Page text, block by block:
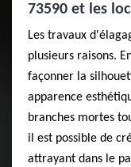
73590 et les
Les travaux
plusieurs raisons.
façonner la
apparence
branches mortes
il est possible de
attrayant dans le